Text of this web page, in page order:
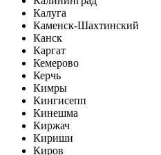
Калуга
Каменск-Шахтинский
Канск
Каргат
Кемерово
Керчь
Кимры
Кингисепп
Кинешма
Киржач
Кириши
Киров